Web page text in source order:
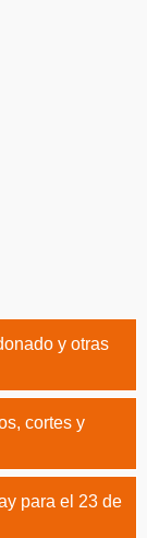
y otras
cortes y
para el 23 de